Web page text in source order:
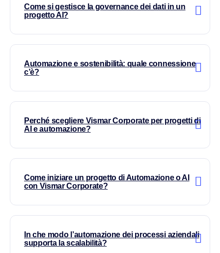
Come si gestisce la governance dei dati in un
progetto AI?
Automazione e sostenibilità: quale connessione
c’è?
Perché scegliere Vismar Corporate per progetti di
AI e automazione?
Come iniziare un progetto di Automazione o AI
con Vismar Corporate?
In che modo l’automazione dei processi aziendali
supporta la scalabilità?